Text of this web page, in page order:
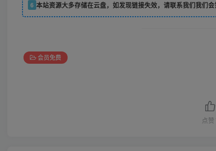
6 本站资源大多存储在云盘，如发现链接失效，请联系我们我们会
会员免费
点赞